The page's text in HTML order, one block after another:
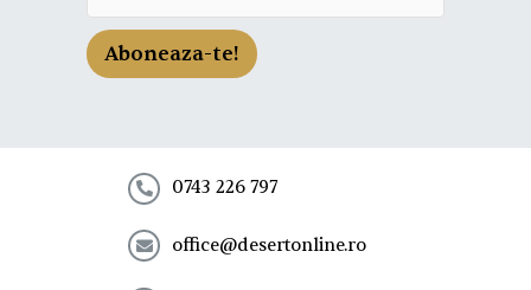
a
-
t
Aboneaza-te!
0743 226 797
office@desertonline.ro